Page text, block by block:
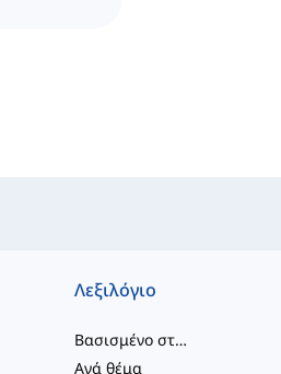
Λεξιλόγιο
Βασισμένο στο επίπεδο
Ανά θέμα